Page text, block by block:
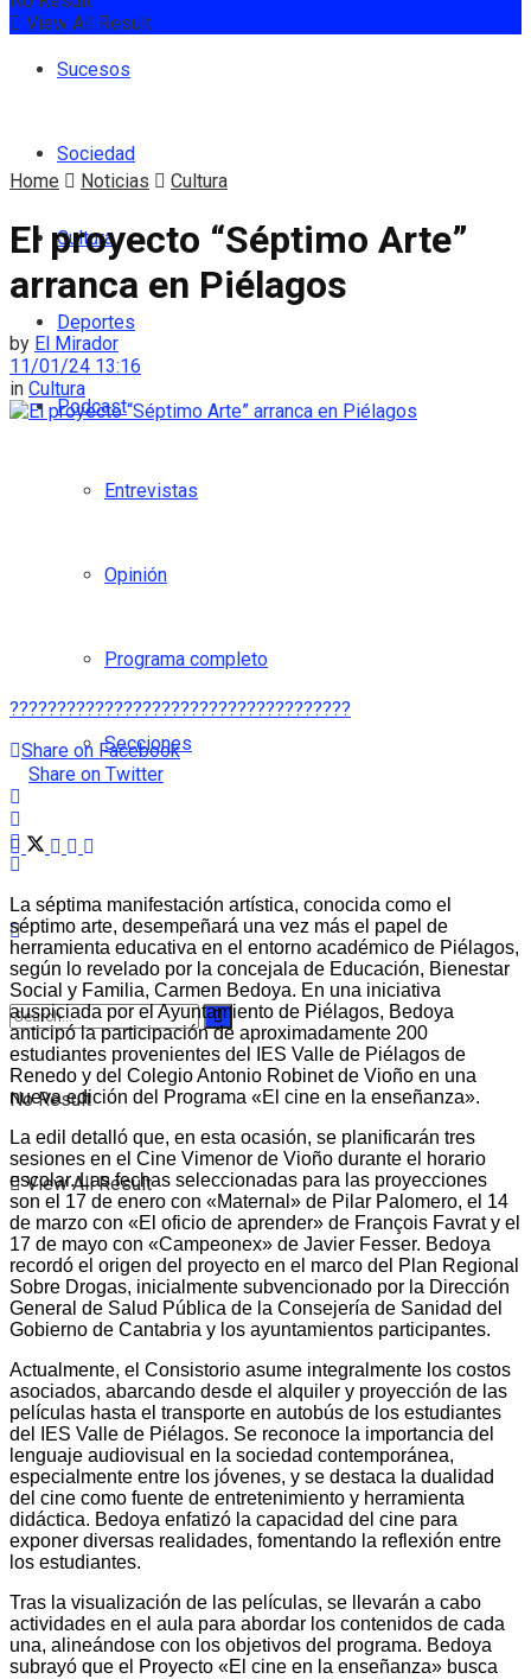
Sucesos
Sociedad
Cultura
Deportes
Podcast
Entrevistas
Opinión
Programa completo
Secciones
No Result
View All Result
View All Result
Home Noticias Cultura
El proyecto “Séptimo Arte”
arranca en Piélagos
by El Mirador
11/01/24 13:16
in Cultura
????????????????????????????????????
Share on Facebook
Share on Twitter
La séptima manifestación artística, conocida como el
séptimo arte, desempeñará una vez más el papel de
herramienta educativa en el entorno académico de Piélagos,
según lo revelado por la concejala de Educación, Bienestar
Social y Familia, Carmen Bedoya. En una iniciativa
auspiciada por el Ayuntamiento de Piélagos, Bedoya
anticipó la participación de aproximadamente 200
estudiantes provenientes del IES Valle de Piélagos de
Renedo y del Colegio Antonio Robinet de Vioño en una
nueva edición del Programa «El cine en la enseñanza».
La edil detalló que, en esta ocasión, se planificarán tres
sesiones en el Cine Vimenor de Vioño durante el horario
escolar. Las fechas seleccionadas para las proyecciones
son el 17 de enero con «Maternal» de Pilar Palomero, el 14
de marzo con «El oficio de aprender» de François Favrat y el
17 de mayo con «Campeonex» de Javier Fesser. Bedoya
recordó el origen del proyecto en el marco del Plan Regional
Sobre Drogas, inicialmente subvencionado por la Dirección
General de Salud Pública de la Consejería de Sanidad del
Gobierno de Cantabria y los ayuntamientos participantes.
Actualmente, el Consistorio asume integralmente los costos
asociados, abarcando desde el alquiler y proyección de las
películas hasta el transporte en autobús de los estudiantes
del IES Valle de Piélagos. Se reconoce la importancia del
lenguaje audiovisual en la sociedad contemporánea,
especialmente entre los jóvenes, y se destaca la dualidad
del cine como fuente de entretenimiento y herramienta
didáctica. Bedoya enfatizó la capacidad del cine para
exponer diversas realidades, fomentando la reflexión entre
los estudiantes.
Tras la visualización de las películas, se llevarán a cabo
actividades en el aula para abordar los contenidos de cada
una, alineándose con los objetivos del programa. Bedoya
subrayó que el Proyecto «El cine en la enseñanza» busca